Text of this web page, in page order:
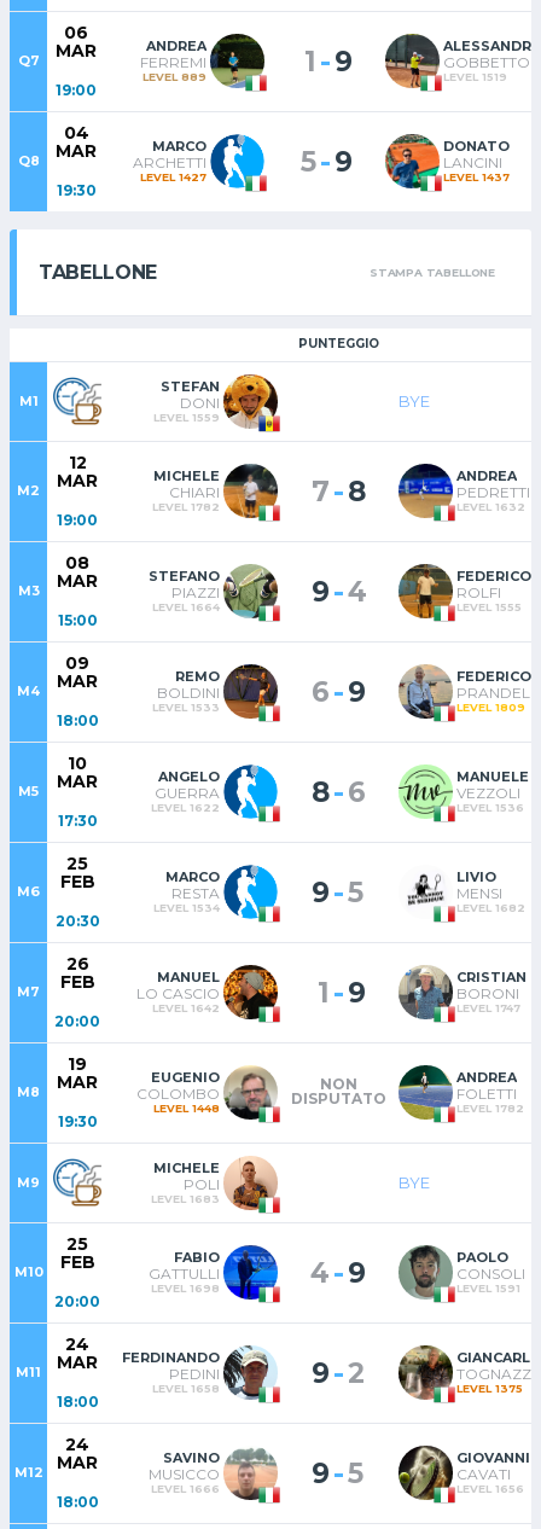
Q7
06
MAR
19:00
ANDREA
FERREMI
LEVEL 889 1 -9 GOBBETTO
LEVEL 1519
Q8
04
MAR
19:30
MARCO
ARCHETTI
LEVEL 1427 5-9 DONATO
LANCINI
LEVEL 1437
TABELLONE STAMPA TABELLONE
PUNTEGGIO
M1
STEFAN
DONI
LEVEL 1559
BYE
M2
12
MAR
19:00
MICHELE
CHIARI
LEVEL 1782 7-8 ANDREA
PEDRETTI
LEVEL 1632
M3
08
MAR
15:00
STEFANO
PIAZZI
LEVEL 1664 9-4 FEDERICO
ROLFI
LEVEL 1555
M4
09
MAR
18:00
REMO
BOLDINI
LEVEL 1533 6-9 FEDERICO
PRANDELLI
LEVEL 1809
M5
10
MAR
17:30
ANGELO
GUERRA
LEVEL 1622 8-6 MANUELE
VEZZOLI
LEVEL 1536
M6
25
FEB
20:30
MARCO
RESTA
LEVEL 1534 9-5 LIVIO
MENSI
LEVEL 1682
M7
26
FEB
20:00
MANUEL
LO CASCIO
LEVEL 1642 1 -9 CRISTIAN
BORONI
LEVEL 1747
M8
19
MAR
19:30
EUGENIO
COLOMBO
LEVEL 1448
NON
DISPUTATO
ANDREA
FOLETTI
LEVEL 1782
M9
MICHELE
POLI
LEVEL 1683
BYE
M10
25
FEB
20:00
FABIO
GATTULLI
LEVEL 1698 4-9 PAOLO
CONSOLI
LEVEL 1591
M11
24
MAR
18:00
FERDINANDO
PEDINI
LEVEL 1658 9-2 GIANCARLO
TOGNAZZI
LEVEL 1375
M12
24
MAR
18:00
SAVINO
MUSICCO
LEVEL 1666 9-5 GIOVANNI
CAVATI
LEVEL 1656